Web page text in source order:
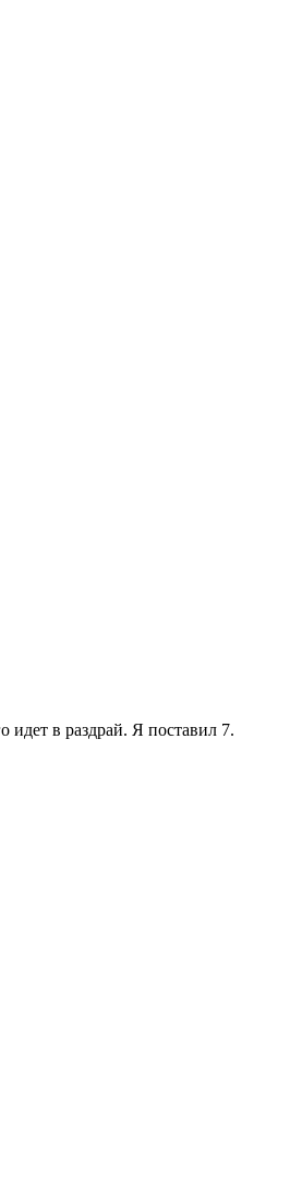
в раздрай. Я поставил 7.